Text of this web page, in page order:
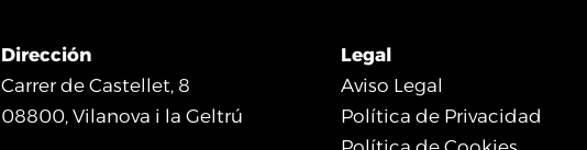
Dirección
Carrer de Castellet, 8
08800, Vilanova i la Geltrú
Legal
Aviso Legal
Política de Privacidad